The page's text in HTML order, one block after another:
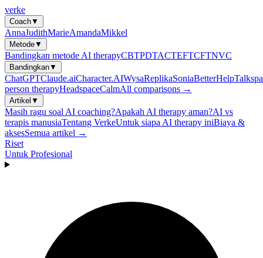
verke
Coach▼
AnnaJudithMarieAmandaMikkel
Metode▼
Bandingkan metode AI therapyCBTPDTACTEFTCFTNVC
Bandingkan▼
ChatGPTClaude.aiCharacter.AIWysaReplikaSoniaBetterHelp
person therapyHeadspaceCalmAll comparisons →
Artikel ▼
Masih ragu soal AI coaching?Apakah AI therapy aman?AI vs
terapis manusiaTentang VerkeUntuk siapa AI therapy iniBiaya &
aksesSemua artikel →
Riset
Untuk Profesional